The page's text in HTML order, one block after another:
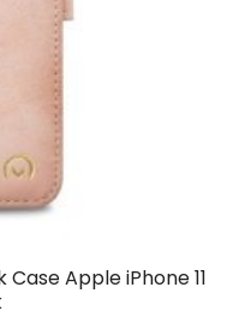
Apple iPhone 11